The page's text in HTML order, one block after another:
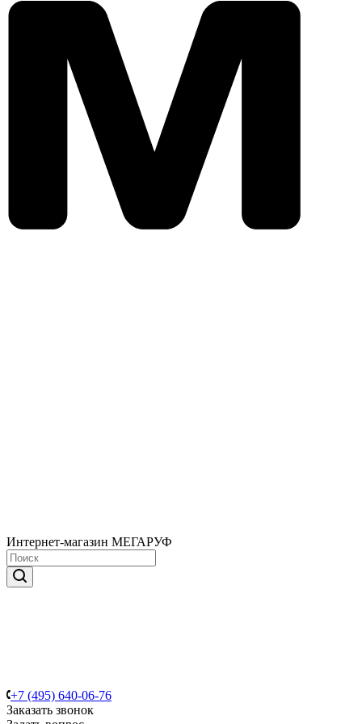
Интернет-магазин МЕГАРУФ
+7 (495) 640-06-76
Заказать звонок